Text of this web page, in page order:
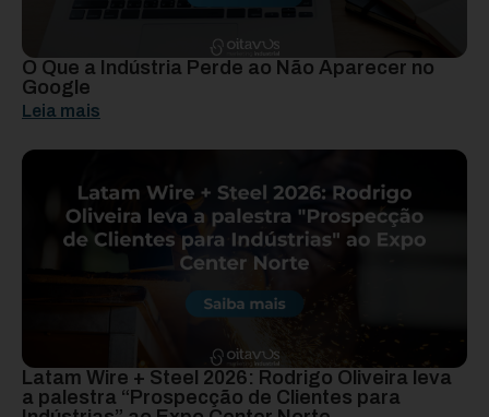
O Que a Indústria Perde ao Não Aparecer no
Google
Leia mais
Latam Wire + Steel 2026: Rodrigo Oliveira leva
a palestra “Prospecção de Clientes para